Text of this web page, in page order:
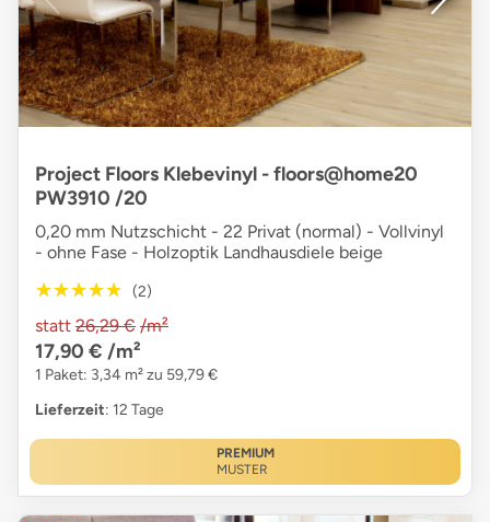
Project Floors Klebevinyl - floors@home20
PW3910 /20
0,20 mm Nutzschicht - 22 Privat (normal) - Vollvinyl
- ohne Fase - Holzoptik Landhausdiele beige
★★★★★
★★★★★ (2)
statt 26,29 € /m²
17,90 € /m²
1 Paket: 3,34 m² zu 59,79 €
Lieferzeit: 12 Tage
PREMIUM
MUSTER